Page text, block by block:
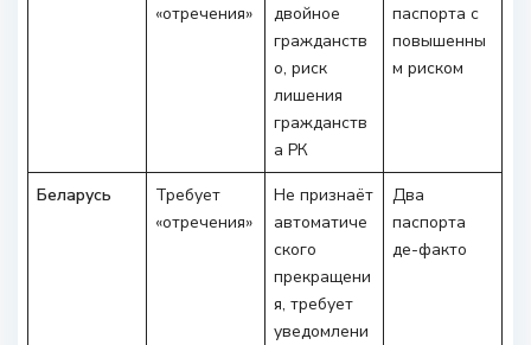
«отречения»
двойное
гражданств
о, риск
лишения
гражданств
а РК
паспорта с
повышенны
м риском
Беларусь
Требует
«отречения»
Не признаёт
автоматиче
ского
прекращени
я, требует
уведомлени
Два
паспорта
де-факто